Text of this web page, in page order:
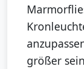
größer